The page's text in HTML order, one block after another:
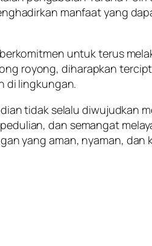
manfaat yang
untuk terus
royong, diharapkan
di lingkungan.
tidak selalu diwujudkan
dan semangat
yang aman, nyaman, dan